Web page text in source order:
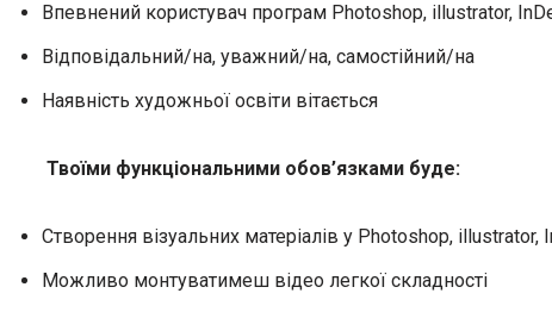
Впевнений користувач програм Photoshop, illustrator,
Відповідальний/на, уважний/на, самостійний/на
Наявність художньої освіти вітається
Твоїми функціональними обов’язками буде:
Створення візуальних матеріалів у Photoshop, illustrator,
Можливо монтуватимеш відео легкої складності